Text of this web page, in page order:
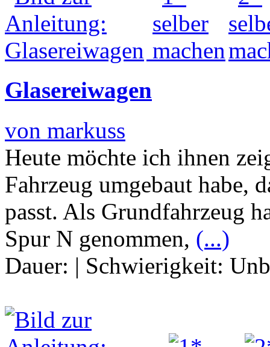
Glasereiwagen
von markuss
Heute möchte ich ihnen
Fahrzeug umgebaut habe,
passt. Als Grundfahrzeug
Spur N genommen, (...)
Dauer: | Schwierigkeit: